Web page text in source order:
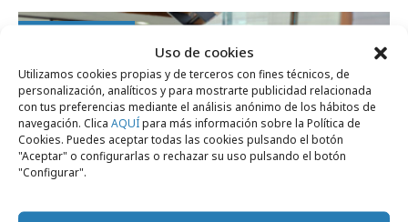
Uso de cookies
Utilizamos cookies propias y de terceros con fines técnicos, de
personalización, analíticos y para mostrarte publicidad relacionada
con tus preferencias mediante el análisis anónimo de los hábitos de
navegación. Clica AQUÍpara más información sobre la Política de
Cookies. Puedes aceptar todas las cookies pulsando el botón
"Aceptar" o configurarlas o rechazar su uso pulsando el botón
"Configurar".